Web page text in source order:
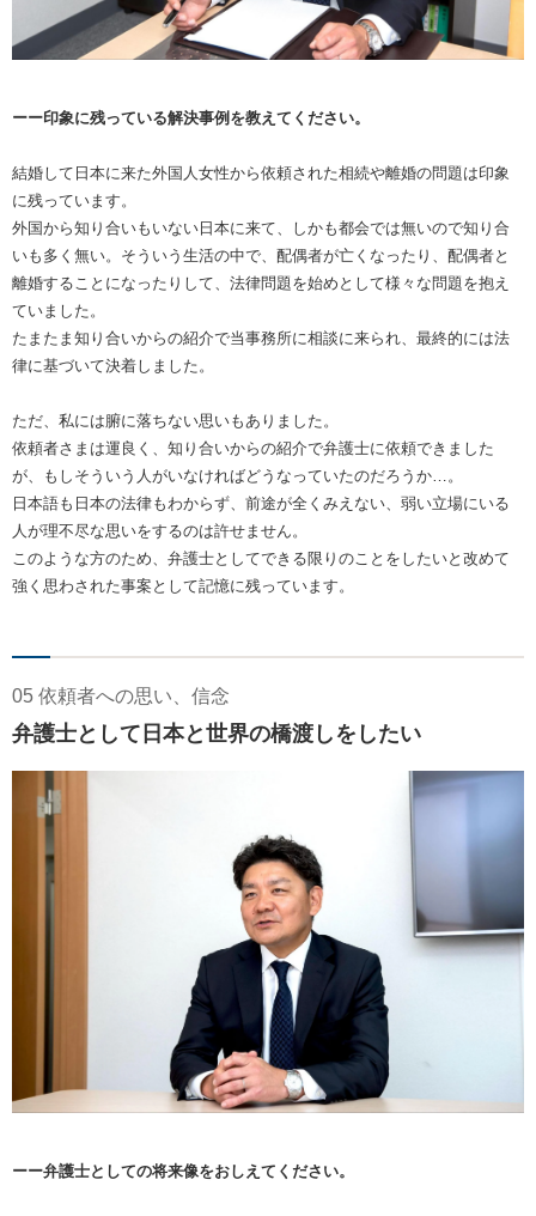
ーー印象に残っている解決事例を教えてください。
結婚して日本に来た外国人女性から依頼された相続や離婚の問題は印象
に残っています。
外国から知り合いもいない日本に来て、しかも都会では無いので知り合
いも多く無い。そういう生活の中で、配偶者が亡くなったり、配偶者と
離婚することになったりして、法律問題を始めとして様々な問題を抱え
ていました。
たまたま知り合いからの紹介で当事務所に相談に来られ、最終的には法
律に基づいて決着しました。
ただ、私には腑に落ちない思いもありました。
依頼者さまは運良く、知り合いからの紹介で弁護士に依頼できました
が、もしそういう人がいなければどうなっていたのだろうか…。
日本語も日本の法律もわからず、前途が全くみえない、弱い立場にいる
人が理不尽な思いをするのは許せません。
このような方のため、弁護士としてできる限りのことをしたいと改めて
強く思わされた事案として記憶に残っています。
05 依頼者への思い、信念
弁護士として日本と世界の橋渡しをしたい
ーー弁護士としての将来像をおしえてください。